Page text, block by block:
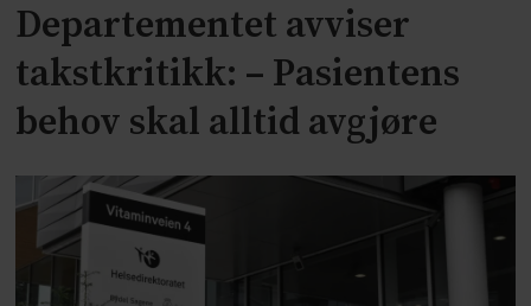
Departementet avviser
takstkritikk: – Pasientens
behov skal alltid avgjøre